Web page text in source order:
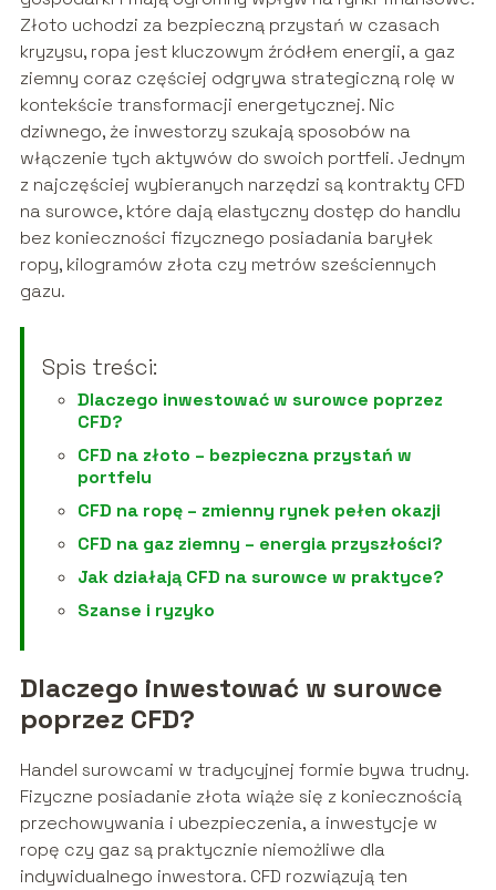
Złoto uchodzi za bezpieczną przystań w czasach
kryzysu, ropa jest kluczowym źródłem energii, a gaz
ziemny coraz częściej odgrywa strategiczną rolę w
kontekście transformacji energetycznej. Nic
dziwnego, że inwestorzy szukają sposobów na
włączenie tych aktywów do swoich portfeli. Jednym
z najczęściej wybieranych narzędzi są kontrakty CFD
na surowce, które dają elastyczny dostęp do handlu
bez konieczności fizycznego posiadania baryłek
ropy, kilogramów złota czy metrów sześciennych
gazu.
Spis treści:
Dlaczego inwestować w surowce poprzez
CFD?
CFD na złoto – bezpieczna przystań w
portfelu
CFD na ropę – zmienny rynek pełen okazji
CFD na gaz ziemny – energia przyszłości?
Jak działają CFD na surowce w praktyce?
Szanse i ryzyko
Dlaczego inwestować w surowce
poprzez CFD?
Handel surowcami w tradycyjnej formie bywa trudny.
Fizyczne posiadanie złota wiąże się z koniecznością
przechowywania i ubezpieczenia, a inwestycje w
ropę czy gaz są praktycznie niemożliwe dla
indywidualnego inwestora. CFD rozwiązują ten